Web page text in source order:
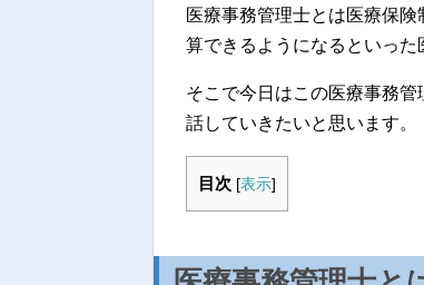
医療事務管理士とは医療保
算できるようになるといった
そこで今日はこの医療事務
話していきたいと思います。
目次 [表示]